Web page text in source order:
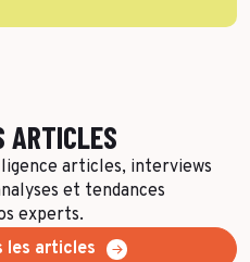
ARTICLES
articles, interviews
et tendances
experts.
les articles